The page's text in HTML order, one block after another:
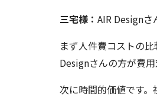
三宅様： AIR Designさ
まず人件費コストの
Designさんの方が費
次に時間的価値です